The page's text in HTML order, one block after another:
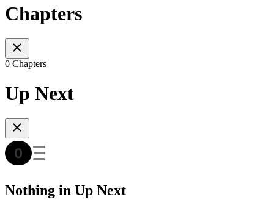
Chapters
0 Chapters
Up Next
Nothing in Up Next